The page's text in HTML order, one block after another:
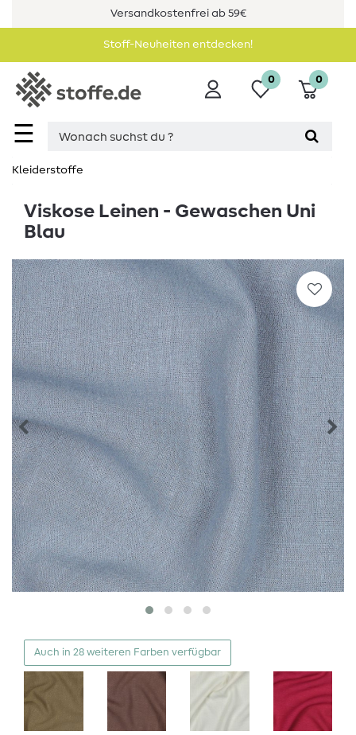
Versandkostenfrei ab 59€
Stoff-Neuheiten entdecken!
☰
0 0
Kleiderstoffe
Viskose Leinen - Gewaschen Uni
Blau
Auch in 28 weiteren Farben verfügbar